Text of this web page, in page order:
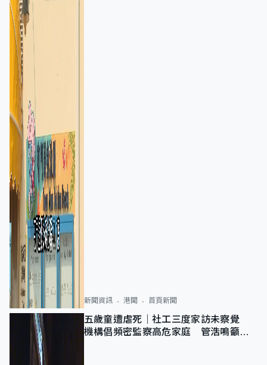
新聞資訊 港聞 首頁新聞
五歲童遭虐死｜社工三度家訪未察覺
機構倡頻密監察高危家庭 管浩鳴籲加